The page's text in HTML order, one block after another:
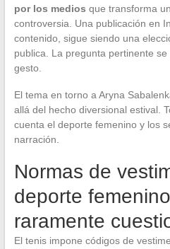
por los medios que transforma
controversia. Una publicación en
contenido, sigue siendo una
publica. La pregunta pertinente
gesto.
El tema en torno a Aryna
allá del hecho diversional estival.
cuenta el deporte femenino y los
narración.
Normas de
deporte
raramente
El tenis impone códigos de